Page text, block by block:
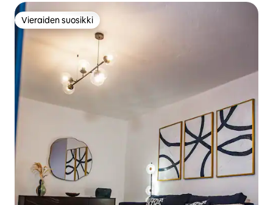
Vieraiden suosikki
Vieraiden suosikki